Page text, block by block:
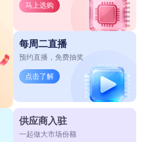
马上选购
每周二直播
预约直播，免费抽奖
点击了解
供应商入驻
一起做大市场份额